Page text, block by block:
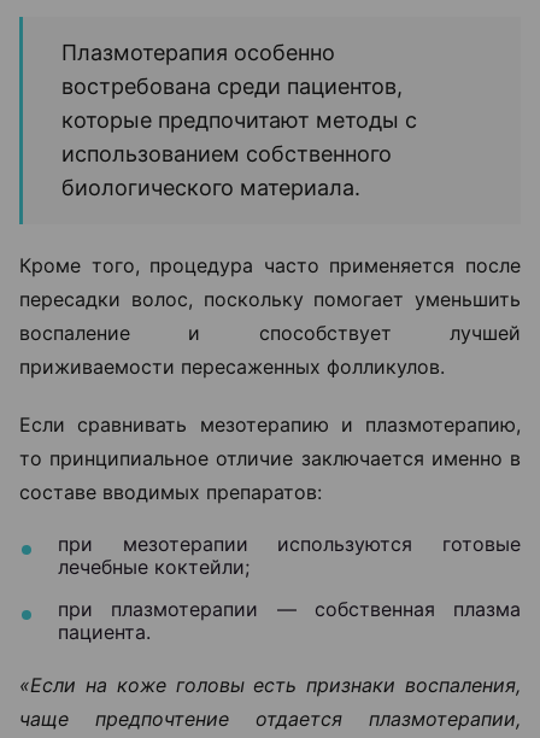
Плазмотерапия особенно
востребована среди пациентов,
которые предпочитают методы с
использованием собственного
биологического материала.
Кроме того, процедура часто применяется после
пересадки волос, поскольку помогает уменьшить
воспаление и способствует лучшей
приживаемости пересаженных фолликулов.
Если сравнивать мезотерапию и плазмотерапию,
то принципиальное отличие заключается именно в
составе вводимых препаратов:
при мезотерапии используются готовые
лечебные коктейли;
при плазмотерапии — собственная плазма
пациента.
«Если на коже головы есть признаки воспаления,
чаще предпочтение отдается плазмотерапии,